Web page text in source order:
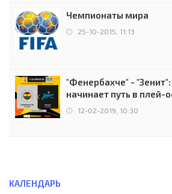
Чемпионаты мира
25-10-2015, 11:13
"Фенербахче" -
начинает путь в плей-
12-02-2019, 10:30
КАЛЕНДАРЬ